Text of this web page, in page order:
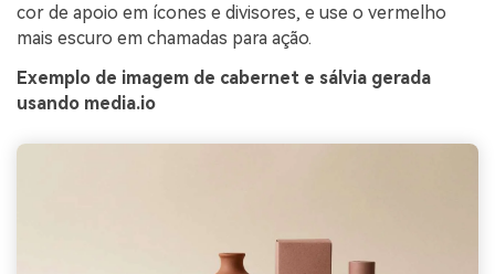
cor de apoio em ícones e divisores, e use o vermelho
mais escuro em chamadas para ação.
Exemplo de imagem de cabernet e sálvia gerada
usando media.io